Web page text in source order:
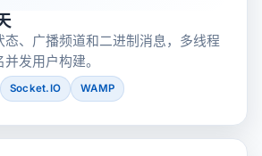
态、广播频道和二进制消息，多线程
发用户构建。
Socket.IO WAMP